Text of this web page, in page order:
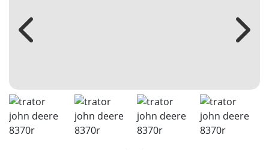
Previous Next